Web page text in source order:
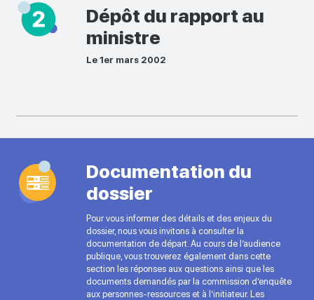
Dépôt du rapport au
ministre
Le 1er mars 2002
Documentation du
dossier
Pour vous informer des détails et des enjeux du
dossier, nous vous invitons à consulter la
documentation de départ. Au cours de l’audience
publique, vous trouverez également dans cette
section les réponses aux questions ainsi que les
documents demandés par la commission d’enquête
aux personnes-ressources et à l’initiateur. Les